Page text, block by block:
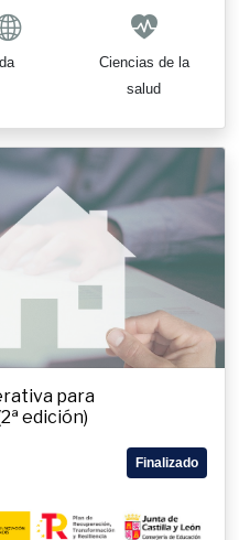
Ciencias de la
salud
para
edición)
Finalizado